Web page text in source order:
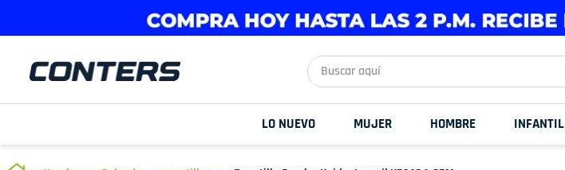
Buscar aquí
LO NUEVO MUJER HOMBRE INFANTIL